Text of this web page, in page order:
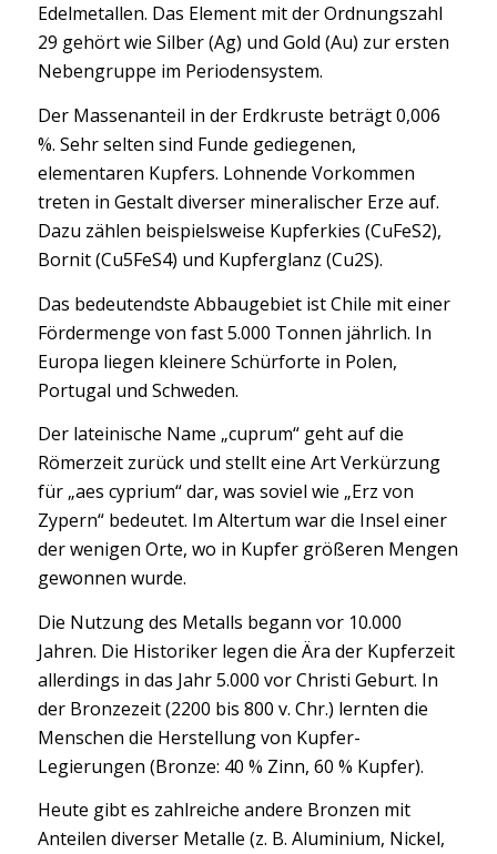
Edelmetallen. Das Element mit der Ordnungszahl
29 gehört wie Silber (Ag) und Gold (Au) zur ersten
Nebengruppe im Periodensystem.
Der Massenanteil in der Erdkruste beträgt 0,006
%. Sehr selten sind Funde gediegenen,
elementaren Kupfers. Lohnende Vorkommen
treten in Gestalt diverser mineralischer Erze auf.
Dazu zählen beispielsweise Kupferkies (CuFeS2),
Bornit (Cu5FeS4) und Kupferglanz (Cu2S).
Das bedeutendste Abbaugebiet ist Chile mit einer
Fördermenge von fast 5.000 Tonnen jährlich. In
Europa liegen kleinere Schürforte in Polen,
Portugal und Schweden.
Der lateinische Name „cuprum“ geht auf die
Römerzeit zurück und stellt eine Art Verkürzung
für „aes cyprium“ dar, was soviel wie „Erz von
Zypern“ bedeutet. Im Altertum war die Insel einer
der wenigen Orte, wo in Kupfer größeren Mengen
gewonnen wurde.
Die Nutzung des Metalls begann vor 10.000
Jahren. Die Historiker legen die Ära der Kupferzeit
allerdings in das Jahr 5.000 vor Christi Geburt. In
der Bronzezeit (2200 bis 800 v. Chr.) lernten die
Menschen die Herstellung von Kupfer-
Legierungen (Bronze: 40 % Zinn, 60 % Kupfer).
Heute gibt es zahlreiche andere Bronzen mit
Anteilen diverser Metalle (z. B. Aluminium, Nickel,